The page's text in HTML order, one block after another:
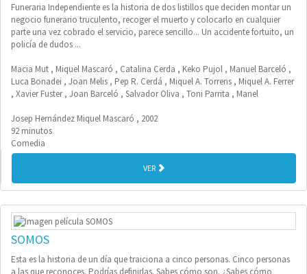
Funeraria Independiente es la historia de dos listillos que deciden montar un
negocio funerario truculento, recoger el muerto y colocarlo en cualquier
parte una vez cobrado el servicio, parece sencillo... Un accidente fortuito, un
policía de dudos ...
Macia Mut , Miquel Mascaró , Catalina Cerda , Keko Pujol , Manuel Barceló ,
Luca Bonadei , Joan Melis , Pep R. Cerdá , Miquel A. Torrens , Miquel A. Ferrer
, Xavier Fuster , Joan Barceló , Salvador Oliva , Toni Parrita , Manel
Josep Hernández Miquel Mascaró , 2002
92 minutos
Comedia
VER
SOMOS
Esta es la historia de un día que traiciona a cinco personas. Cinco personas
a las que reconoces. Podrías definirlas. Sabes cómo son. ¿Sabes cómo